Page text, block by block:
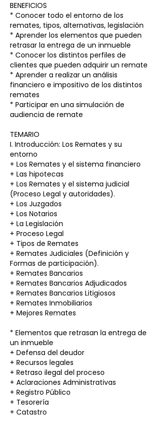
BENEFICIOS
* Conocer todo el entorno de los
remates, tipos, alternativas, legislación
* Aprender los elementos que pueden
retrasar la entrega de un inmueble
* Conocer los distintos perfiles de
clientes que pueden adquirir un remate
* Aprender a realizar un análisis
financiero e impositivo de los distintos
remates
* Participar en una simulación de
audiencia de remate
TEMARIO
I. Introducción: Los Remates y su
entorno
+ Los Remates y el sistema financiero
+ Las hipotecas
+ Los Remates y el sistema judicial
(Proceso Legal y autoridades).
+ Los Juzgados
+ Los Notarios
+ La Legislación
+ Proceso Legal
+ Tipos de Remates
+ Remates Judiciales (Definición y
Formas de participación).
+ Remates Bancarios
+ Remates Bancarios Adjudicados
+ Remates Bancarios Litigiosos
+ Remates Inmobiliarios
+ Mejores Remates
* Elementos que retrasan la entrega de
un inmueble
+ Defensa del deudor
+ Recursos legales
+ Retraso ilegal del proceso
+ Aclaraciones Administrativas
+ Registro Público
+ Tesorería
+ Catastro